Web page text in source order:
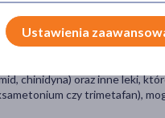
przez pacjenta obecnie lub
aminoglikozydów
ogólnie (np. halotan,
chinidyna) oraz inne leki,
czy trimetafan),
Ustawienia